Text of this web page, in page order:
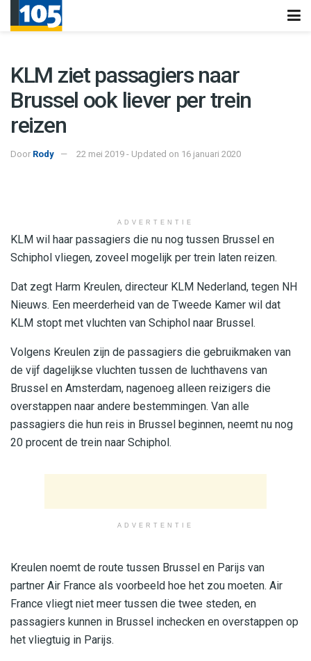
KLM ziet passagiers naar
Brussel ook liever per trein
reizen
Door Rody 22 mei 2019 - Updated on 16 januari 2020
ADVERTENTIE
KLM wil haar passagiers die nu nog tussen Brussel en
Schiphol vliegen, zoveel mogelijk per trein laten reizen.
Dat zegt Harm Kreulen, directeur KLM Nederland, tegen NH
Nieuws. Een meerderheid van de Tweede Kamer wil dat
KLM stopt met vluchten van Schiphol naar Brussel.
Volgens Kreulen zijn de passagiers die gebruikmaken van
de vijf dagelijkse vluchten tussen de luchthavens van
Brussel en Amsterdam, nagenoeg alleen reizigers die
overstappen naar andere bestemmingen. Van alle
passagiers die hun reis in Brussel beginnen, neemt nu nog
20 procent de trein naar Schiphol.
ADVERTENTIE
Kreulen noemt de route tussen Brussel en Parijs van
partner Air France als voorbeeld hoe het zou moeten. Air
France vliegt niet meer tussen die twee steden, en
passagiers kunnen in Brussel inchecken en overstappen op
het vliegtuig in Parijs.